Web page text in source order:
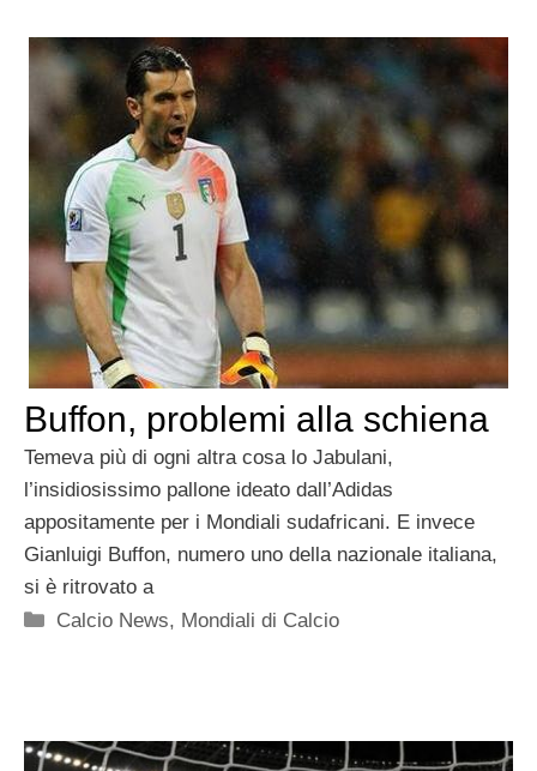
Buffon, problemi alla schiena
Temeva più di ogni altra cosa lo Jabulani,
l’insidiosissimo pallone ideato dall’Adidas
appositamente per i Mondiali sudafricani. E invece
Gianluigi Buffon, numero uno della nazionale italiana,
si è ritrovato a
Categorie
Calcio News, Mondiali di Calcio